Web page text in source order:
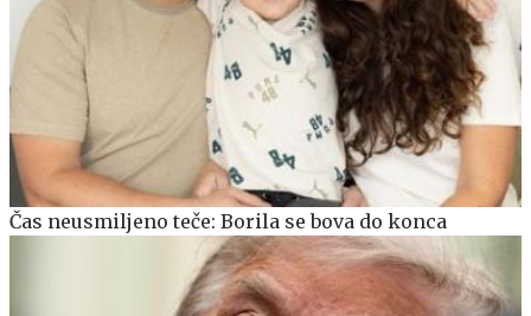
Čas neusmiljeno teče: Borila se bova do konca